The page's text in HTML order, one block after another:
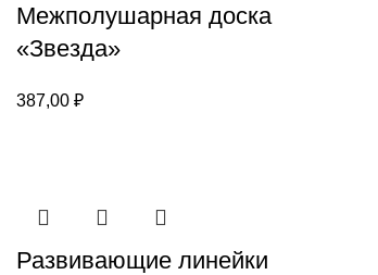
Межполушарная доска
«Звезда»
387,00 ₽
Развивающие линейки